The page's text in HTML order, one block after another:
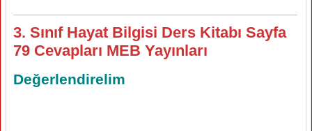
3. Sınıf Hayat Bilgisi Ders Kitabı Sayfa
79 Cevapları MEB Yayınları
Değerlendirelim